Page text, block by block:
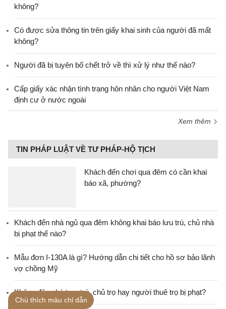
không?
Có được sửa thông tin trên giấy khai sinh của người đã mất
không?
Người đã bị tuyên bố chết trở về thì xử lý như thế nào?
Cấp giấy xác nhận tình trạng hôn nhân cho người Việt Nam
định cư ở nước ngoài
Xem thêm
TIN PHÁP LUẬT VỀ TƯ PHÁP-HỘ TỊCH
Khách đến chơi qua đêm có cần khai
báo xã, phường?
Khách đến nhà ngủ qua đêm không khai báo lưu trú, chủ nhà
bị phạt thế nào?
Mẫu đơn I-130A là gì? Hướng dẫn chi tiết cho hồ sơ bảo lãnh
vợ chồng Mỹ
Không đăng ký tạm trú, chủ trọ hay người thuê trọ bị phạt?
Chú thích màu chỉ dẫn